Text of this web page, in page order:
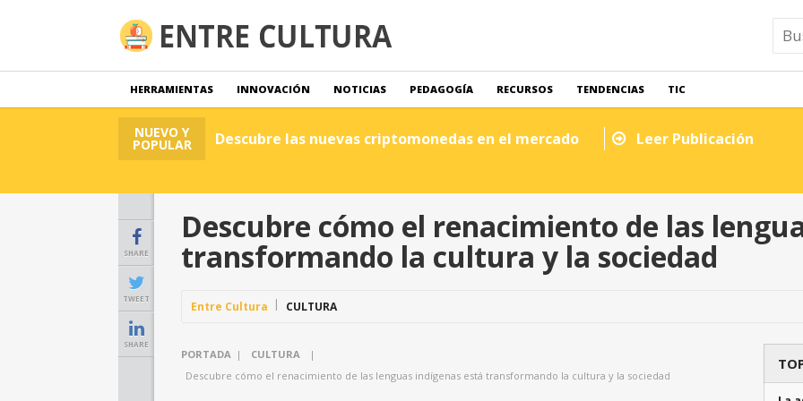
HERRAMIENTAS INNOVACIÓN NOTICIAS PEDAGOGÍA RECURSOS TENDENCIAS TIC
NUEVO Y
POPULAR Descubre las nuevas criptomonedas en el mercado Leer Publicación
SHARE
TWEET
SHARE
Descubre cómo el renacimiento de las
transformando la cultura y la sociedad
Entre Cultura CULTURA
PORTADA | CULTURA
|
Descubre cómo el renacimiento de las lenguas indígenas está transformando la cultura y la sociedad